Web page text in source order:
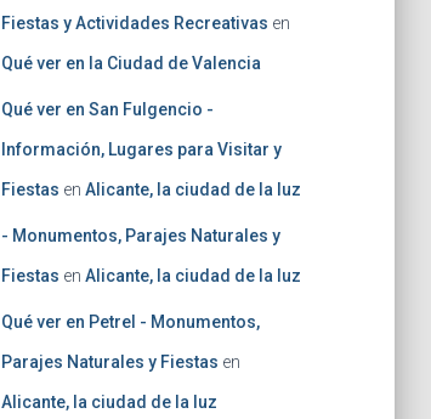
Fiestas y Actividades Recreativas en
Qué ver en la Ciudad de Valencia
Qué ver en San Fulgencio -
Información, Lugares para Visitar y
Fiestas en Alicante, la ciudad de la luz
- Monumentos, Parajes Naturales y
Fiestas en Alicante, la ciudad de la luz
Qué ver en Petrel - Monumentos,
Parajes Naturales y Fiestas en
Alicante, la ciudad de la luz